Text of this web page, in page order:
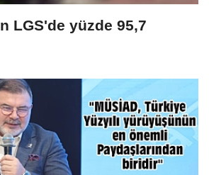
LGS'de yüzde 95,7